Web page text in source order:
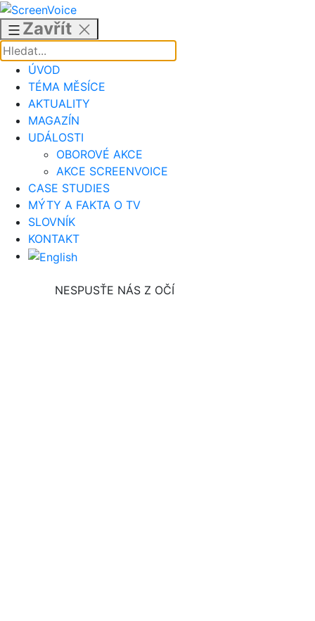
Přejít
obsahu
Zavřít
ÚVOD
TÉMA MĚSÍCE
AKTUALITY
MAGAZÍN
UDÁLOSTI
OBOROVÉ AKCE
AKCE SCREENVOICE
CASE STUDIES
MÝTY A FAKTA O TV
SLOVNÍK
KONTAKT
NESPUSŤE NÁS Z OČÍ